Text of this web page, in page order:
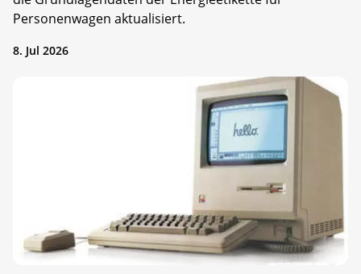
Personenwagen aktualisiert.
8. Jul 2026